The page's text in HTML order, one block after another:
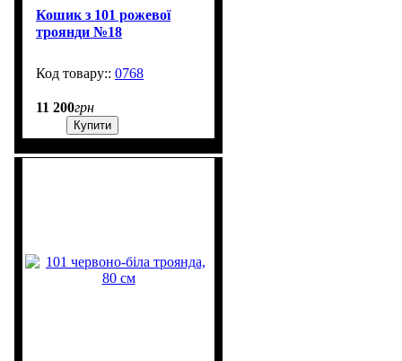
Кошик з 101 рожевої
троянди №18
0768
11 200грн
Купити